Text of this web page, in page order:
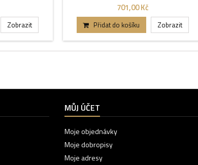
Zobrazit
701,00 Kč
Přidat do košíku Zobrazit
MŮJ ÚČET
Moje objednávky
Moje dobropisy
Moje adresy